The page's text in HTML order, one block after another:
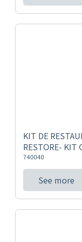
KIT DE
RESTORE- KIT
740040
See more